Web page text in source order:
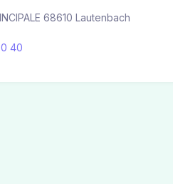
68610 Lautenbach
40